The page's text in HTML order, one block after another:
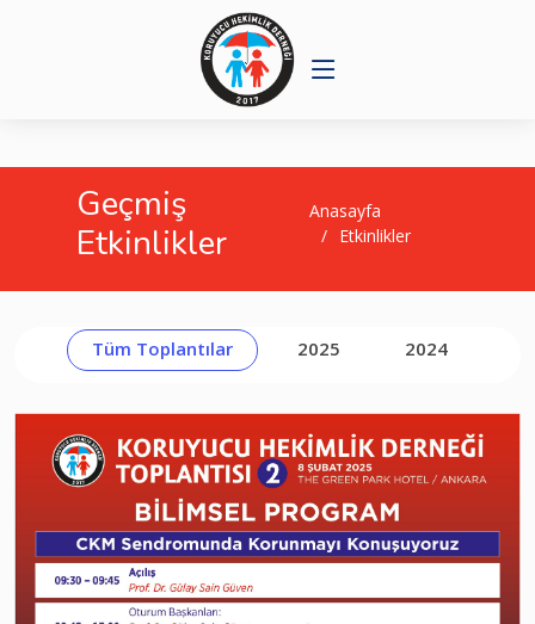
Geçmiş
Etkinlikler
Anasayfa
Etkinlikler
Tüm Toplantılar 2025 2024